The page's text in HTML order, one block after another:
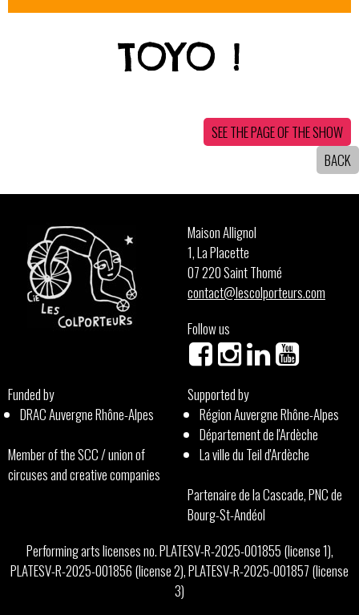
TOYO !
SEE THE PAGE OF THE SHOW
BACK
Maison Allignol
1, La Placette
07 220 Saint Thomé
contact@lescolporteurs.com
Follow us
Funded by
DRAC Auvergne Rhône-Alpes
Member of the SCC / union of
circuses and creative companies
Supported by
Région Auvergne Rhône-Alpes
Département de l'Ardèche
La ville du Teil d'Ardèche
Partenaire de la Cascade, PNC de
Bourg-St-Andéol
Performing arts licenses no. PLATESV-R-2025-001855 (license 1),
PLATESV-R-2025-001856 (license 2), PLATESV-R-2025-001857 (license
3)